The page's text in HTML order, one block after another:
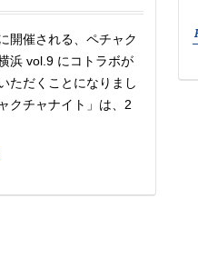
開催される、ペチャク
浜 vol.9 にコトラボが
ただくことになりまし
クチャナイト」は、2